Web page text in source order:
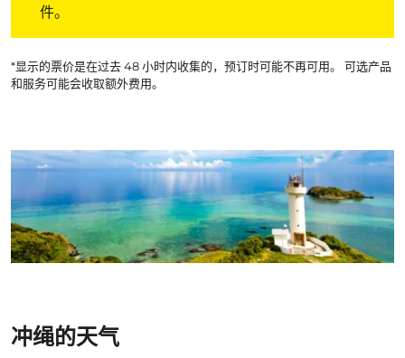
件。
*显示的票价是在过去 48 小时内收集的，预订时可能不再可用。 可选产品
和服务可能会收取额外费用。
冲绳的天气